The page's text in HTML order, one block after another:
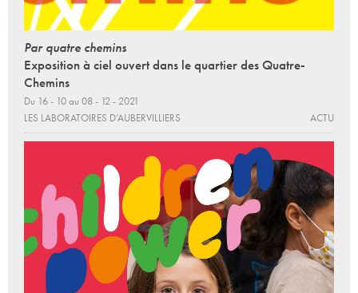
Par quatre chemins
Exposition à ciel ouvert dans le quartier des Quatre-
Chemins
Du 16 - 10 au 08 - 12 - 2021
LES LABORATOIRES D’AUBERVILLIERS
ACTU